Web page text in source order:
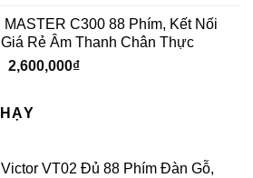
C300 88 Phím, Kết Nối
Rẻ Âm Thanh Chân Thực
2,600,000₫
VT02 Đủ 88 Phím Đàn Gỗ,